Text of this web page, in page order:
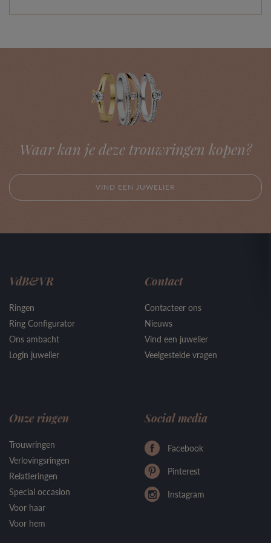
Waar kan je deze trouwringen kopen?
VIND EEN JUWELIER
VdB&VR
Ringen
Ring Configurator
Ons ambacht
Login juwelier
Contact
Contacteer ons
Nieuws
Vind een juwelier
Veelgestelde vragen
Onze ringen
Trouwringen
Verlovingsringen
Relatieringen
Special occasion
Voor haar
Voor hem
Social media
Facebook
Pinterest
Instagram